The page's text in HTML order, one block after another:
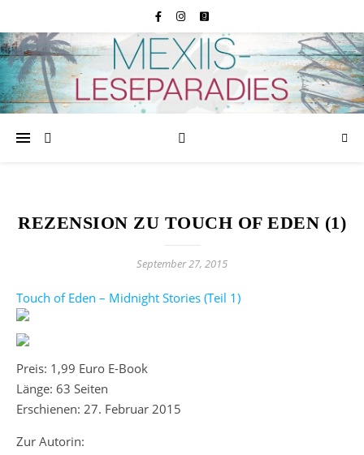
REZENSION ZU TOUCH OF EDEN (1)
September 27, 2015
Touch of Eden – Midnight Stories (Teil 1)
Preis: 1,99 Euro E-Book
Länge: 63 Seiten
Erschienen: 27. Februar 2015
Zur Autorin: